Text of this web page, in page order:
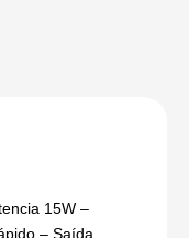
15W –
– Saída